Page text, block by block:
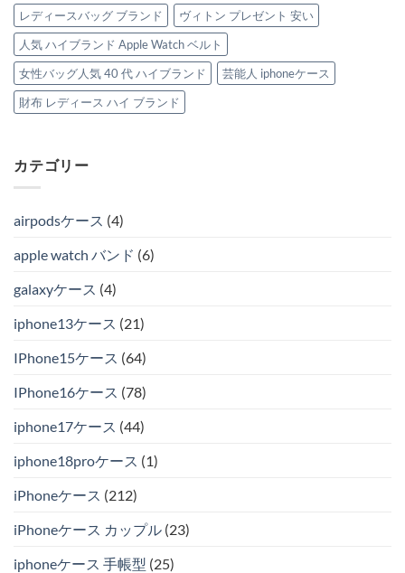
レディースバッグ ブランド
ヴィトン プレゼント 安い
人気 ハイブランド Apple Watch ベルト
女性バッグ人気 40 代 ハイブランド
芸能人 iphoneケース
財布 レディース ハイ ブランド
カテゴリー
airpodsケース (4)
apple watch バンド (6)
galaxyケース (4)
iphone13ケース (21)
IPhone15ケース (64)
IPhone16ケース (78)
iphone17ケース (44)
iphone18proケース (1)
iPhoneケース (212)
iPhoneケース カップル (23)
iphoneケース 手帳型 (25)